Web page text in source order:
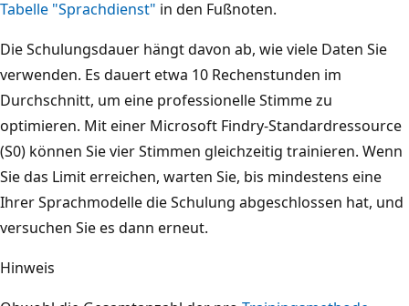
Tabelle "Sprachdienst" in den Fußnoten.
Die Schulungsdauer hängt davon ab, wie viele Daten Sie
verwenden. Es dauert etwa 10 Rechenstunden im
Durchschnitt, um eine professionelle Stimme zu
optimieren. Mit einer Microsoft Findry-Standardressource
(S0) können Sie vier Stimmen gleichzeitig trainieren. Wenn
Sie das Limit erreichen, warten Sie, bis mindestens eine
Ihrer Sprachmodelle die Schulung abgeschlossen hat, und
versuchen Sie es dann erneut.
Hinweis